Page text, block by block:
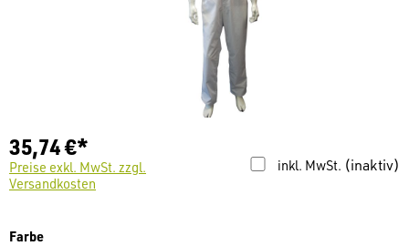
35,74 €*
inkl. MwSt. (inaktiv)
Preise exkl. MwSt. zzgl.
Versandkosten
Farbeauswählen